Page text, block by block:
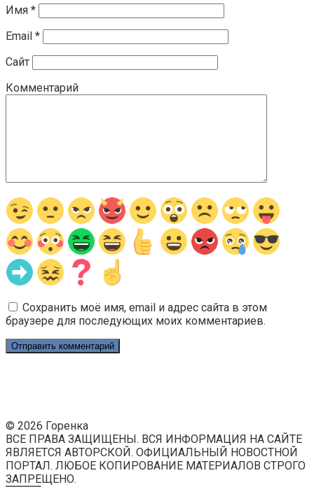
Имя *
Email *
Сайт
Комментарий
Сохранить моё имя, email и адрес сайта в этом
браузере для последующих моих комментариев.
© 2026 Горенка
ВСЕ ПРАВА ЗАЩИЩЕНЫ. ВСЯ ИНФОРМАЦИЯ НА САЙТЕ
ЯВЛЯЕТСЯ АВТОРСКОЙ. ОФИЦИАЛЬНЫЙ НОВОСТНОЙ
ПОРТАЛ. ЛЮБОЕ КОПИРОВАНИЕ МАТЕРИАЛОВ СТРОГО
ЗАПРЕЩЕНО.